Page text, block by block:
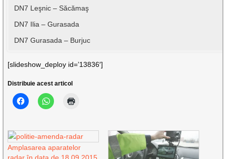
DN7 Leşnic – Săcămaş
DN7 Ilia – Gurasada
DN7 Gurasada – Burjuc
[slideshow_deploy id=’13836′]
Distribuie acest articol
Amplasarea aparatelor